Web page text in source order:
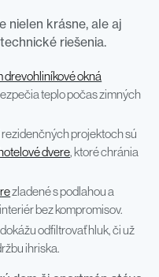
nielen krásne, ale aj
riešenia.
drevohliníkové okná
teplo počas zimných
projektoch sú
dvere, ktoré chránia
zladené s podlahou a
bez kompromisov.
odfiltrovať hluk, či už
ihriska.